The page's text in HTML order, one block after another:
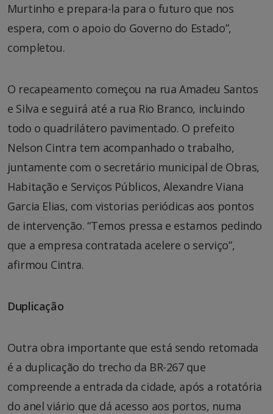
Murtinho e prepara-la para o futuro que nos
espera, com o apoio do Governo do Estado”,
completou.
O recapeamento começou na rua Amadeu Santos
e Silva e seguirá até a rua Rio Branco, incluindo
todo o quadrilátero pavimentado. O prefeito
Nelson Cintra tem acompanhado o trabalho,
juntamente com o secretário municipal de Obras,
Habitação e Serviços Públicos, Alexandre Viana
Garcia Elias, com vistorias periódicas aos pontos
de intervenção. “Temos pressa e estamos pedindo
que a empresa contratada acelere o serviço”,
afirmou Cintra.
Duplicação
Outra obra importante que está sendo retomada
é a duplicação do trecho da BR-267 que
compreende a entrada da cidade, após a rotatória
do anel viário que dá acesso aos portos, numa